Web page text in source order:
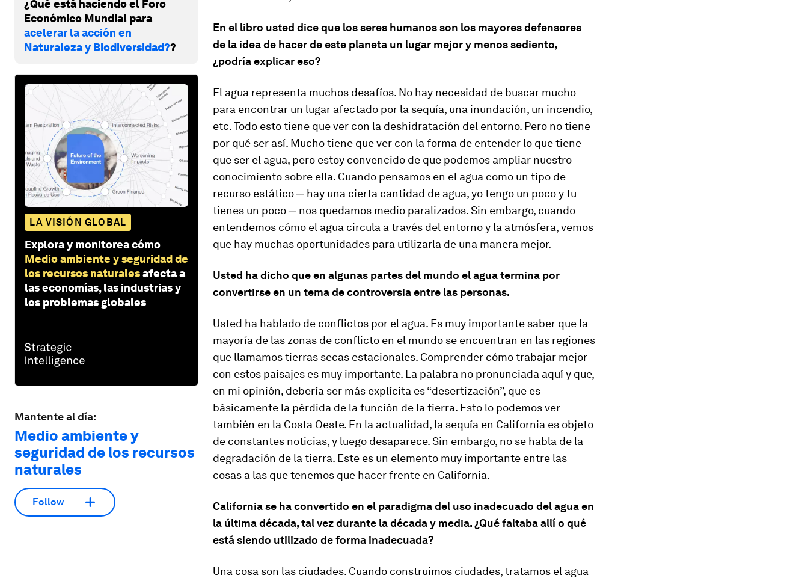
¿Qué está haciendo el Foro
Económico Mundial para
acelerar la acción en
Naturaleza y Biodiversidad??
LA VISIÓN GLOBAL
Explora y monitorea cómo
Medio ambiente y seguridad de
los recursos naturalesafecta a
las economías, las industrias y
los problemas globales
Mantente al día:
Medio ambiente y
seguridad de los recursos
naturales
Follow
En el libro usted dice que los seres humanos son los mayores defensores
de la idea de hacer de este planeta un lugar mejor y menos sediento,
¿podría explicar eso?
El agua representa muchos desafíos. No hay necesidad de buscar mucho
para encontrar un lugar afectado por la sequía, una inundación, un incendio,
etc. Todo esto tiene que ver con la deshidratación del entorno. Pero no tiene
por qué ser así. Mucho tiene que ver con la forma de entender lo que tiene
que ser el agua, pero estoy convencido de que podemos ampliar nuestro
conocimiento sobre ella. Cuando pensamos en el agua como un tipo de
recurso estático ─ hay una cierta cantidad de agua, yo tengo un poco y tu
tienes un poco ─ nos quedamos medio paralizados. Sin embargo, cuando
entendemos cómo el agua circula a través del entorno y la atmósfera, vemos
que hay muchas oportunidades para utilizarla de una manera mejor.
Usted ha dicho que en algunas partes del mundo el agua termina por
convertirse en un tema de controversia entre las personas.
Usted ha hablado de conflictos por el agua. Es muy importante saber que la
mayoría de las zonas de conflicto en el mundo se encuentran en las regiones
que llamamos tierras secas estacionales. Comprender cómo trabajar mejor
con estos paisajes es muy importante. La palabra no pronunciada aquí y que,
en mi opinión, debería ser más explícita es “desertización”, que es
básicamente la pérdida de la función de la tierra. Esto lo podemos ver
también en la Costa Oeste. En la actualidad, la sequía en California es objeto
de constantes noticias, y luego desaparece. Sin embargo, no se habla de la
degradación de la tierra. Este es un elemento muy importante entre las
cosas a las que tenemos que hacer frente en California.
California se ha convertido en el paradigma del uso inadecuado del agua en
la última década, tal vez durante la década y media. ¿Qué faltaba allí o qué
está siendo utilizado de forma inadecuada?
Una cosa son las ciudades. Cuando construimos ciudades, tratamos el agua